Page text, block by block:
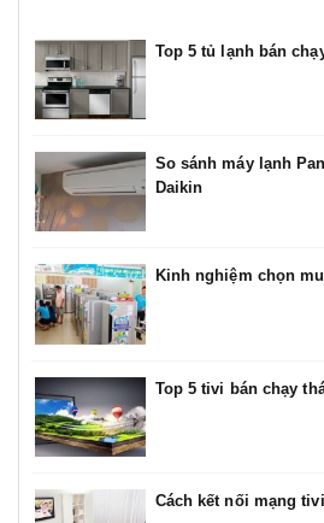
Top 5 tủ lạnh bán
So sánh máy lạnh
Daikin
Kinh nghiệm chọn
Top 5 tivi bán chạy
Cách kết nối mạng